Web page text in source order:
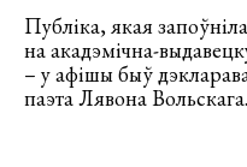
Публіка, якая
на акадэмічна-
– у афішы быў
паэта Лявона Вольскага.